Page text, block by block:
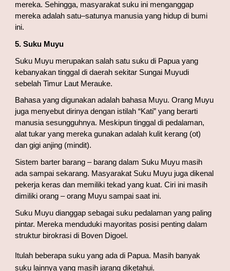
mereka. Sehingga, masyarakat suku ini menganggap
mereka adalah satu–satunya manusia yang hidup di bumi
ini.
5. Suku Muyu
Suku Muyu merupakan salah satu suku di Papua yang
kebanyakan tinggal di daerah sekitar Sungai Muyudi
sebelah Timur Laut Merauke.
Bahasa yang digunakan adalah bahasa Muyu. Orang Muyu
juga menyebut dirinya dengan istilah “Kati” yang berarti
manusia sesungguhnya. Meskipun tinggal di pedalaman,
alat tukar yang mereka gunakan adalah kulit kerang (ot)
dan gigi anjing (mindit).
Sistem barter barang – barang dalam Suku Muyu masih
ada sampai sekarang. Masyarakat Suku Muyu juga dikenal
pekerja keras dan memiliki tekad yang kuat. Ciri ini masih
dimiliki orang – orang Muyu sampai saat ini.
Suku Muyu dianggap sebagai suku pedalaman yang paling
pintar. Mereka menduduki mayoritas posisi penting dalam
struktur birokrasi di Boven Digoel.
Itulah beberapa suku yang ada di Papua. Masih banyak
suku lainnya yang masih jarang diketahui.